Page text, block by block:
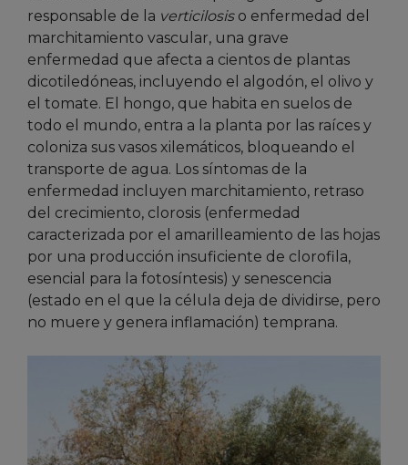
responsable de la verticilosiso enfermedad del
marchitamiento vascular, una grave
enfermedad que afecta a cientos de plantas
dicotiledóneas, incluyendo el algodón, el olivo y
el tomate. El hongo, que habita en suelos de
todo el mundo, entra a la planta por las raíces y
coloniza sus vasos xilemáticos, bloqueando el
transporte de agua. Los síntomas de la
enfermedad incluyen marchitamiento, retraso
del crecimiento, clorosis (enfermedad
caracterizada por el amarilleamiento de las hojas
por una producción insuficiente de clorofila,
esencial para la fotosíntesis) y senescencia
(estado en el que la célula deja de dividirse, pero
no muere y genera inflamación) temprana.